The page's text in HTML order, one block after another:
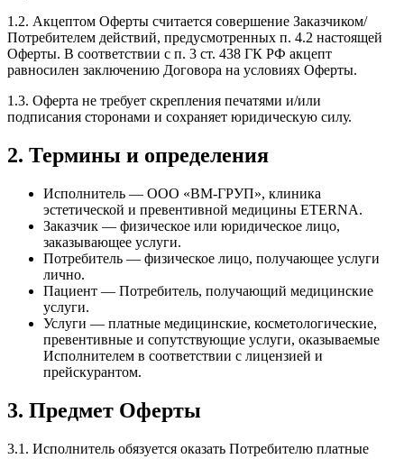
1.2. Акцептом Оферты считается совершение Заказчиком/
Потребителем действий, предусмотренных п. 4.2 настоящей
Оферты. В соответствии с п. 3 ст. 438 ГК РФ акцепт
равносилен заключению Договора на условиях Оферты.
1.3. Оферта не требует скрепления печатями и/или
подписания сторонами и сохраняет юридическую силу.
2. Термины и определения
Исполнитель — ООО «ВМ-ГРУП», клиника
эстетической и превентивной медицины ETERNA.
Заказчик — физическое или юридическое лицо,
заказывающее услуги.
Потребитель — физическое лицо, получающее услуги
лично.
Пациент — Потребитель, получающий медицинские
услуги.
Услуги — платные медицинские, косметологические,
превентивные и сопутствующие услуги, оказываемые
Исполнителем в соответствии с лицензией и
прейскурантом.
3. Предмет Оферты
3.1. Исполнитель обязуется оказать Потребителю платные